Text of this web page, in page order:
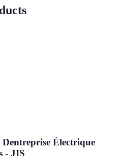
Électrique
- JIS